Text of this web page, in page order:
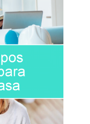
por
para abir sua